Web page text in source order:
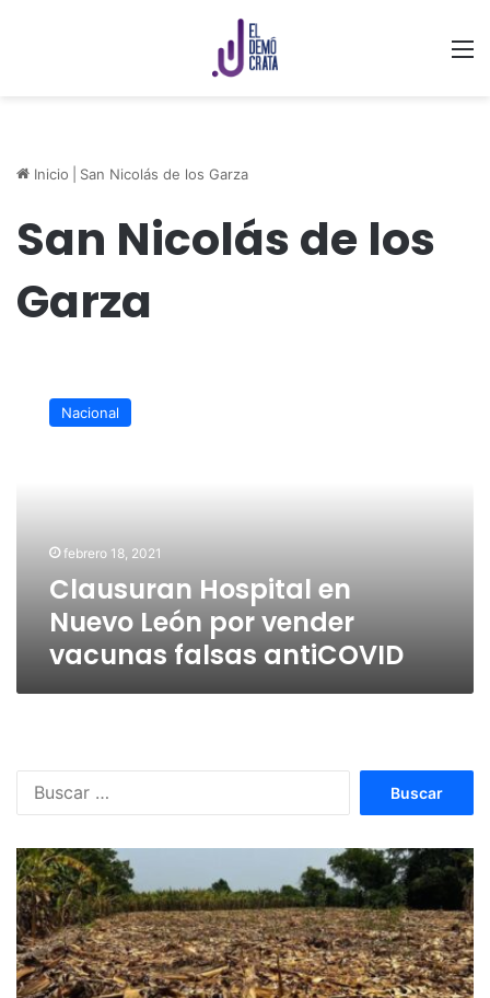
Inicio San Nicolás de los Garza
San Nicolás de los
Garza
Hospital
falsas
antiCOVID
Nacional
febrero 18, 2021
Clausuran Hospital en
Nuevo León por vender
vacunas falsas antiCOVID